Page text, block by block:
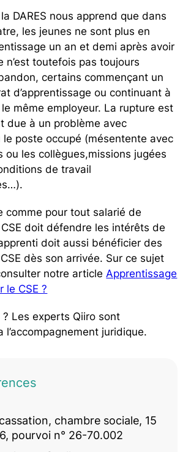
DARES nous apprend que dans
les jeunes ne sont plus en
un an et demi après avoir
n’est toutefois pas toujours
certains commençant un
d’apprentissage ou continuant à
même employeur. La rupture est
due à un problème avec
le poste occupé (mésentente avec
ou les collègues,missions jugées
de travail
comme pour tout salarié de
CSE doit défendre les intérêts de
doit aussi bénéficier des
dès son arrivée. Sur ce sujet
notre articleApprentissage
le CSE ?
? Les experts Qiiro sont
l’accompagnement juridique.
chambre sociale, 15
pourvoi n° 26-70.002